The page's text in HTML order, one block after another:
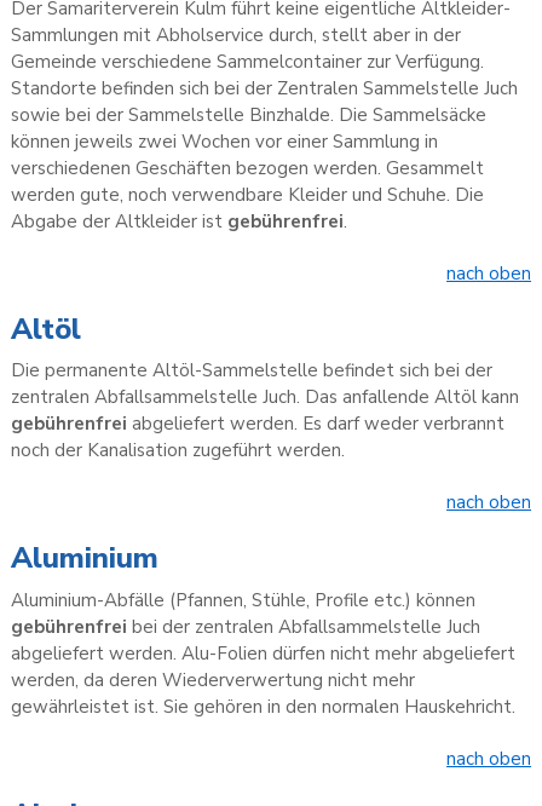
Der Samariterverein Kulm führt keine eigentliche Altkleider-
Sammlungen mit Abholservice durch, stellt aber in der
Gemeinde verschiedene Sammelcontainer zur Verfügung.
Standorte befinden sich bei der Zentralen Sammelstelle Juch
sowie bei der Sammelstelle Binzhalde. Die Sammelsäcke
können jeweils zwei Wochen vor einer Sammlung in
verschiedenen Geschäften bezogen werden. Gesammelt
werden gute, noch verwendbare Kleider und Schuhe. Die
Abgabe der Altkleider ist gebührenfrei.
nach oben
Altöl
Die permanente Altöl-Sammelstelle befindet sich bei der
zentralen Abfallsammelstelle Juch. Das anfallende Altöl kann
gebührenfrei abgeliefert werden. Es darf weder verbrannt
noch der Kanalisation zugeführt werden.
nach oben
Aluminium
Aluminium-Abfälle (Pfannen, Stühle, Profile etc.) können
gebührenfrei bei der zentralen Abfallsammelstelle Juch
abgeliefert werden. Alu-Folien dürfen nicht mehr abgeliefert
werden, da deren Wiederverwertung nicht mehr
gewährleistet ist. Sie gehören in den normalen Hauskehricht.
nach oben